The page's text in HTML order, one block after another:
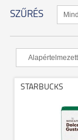
SZŰRÉS
STARBUCKS